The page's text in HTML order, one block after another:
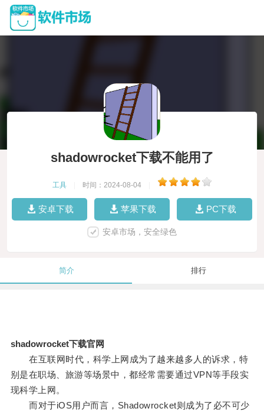
shadowrocket下载不能用了
工具 时间：2024-08-04
安卓下载 苹果下载 PC下载
安卓市场，安全绿色
简介 排行
shadowrocket下载官网
在互联网时代，科学上网成为了越来越多人的诉求，特
别是在职场、旅游等场景中，都经常需要通过VPN等手段实
现科学上网。
而对于iOS用户而言，Shadowrocket则成为了必不可少